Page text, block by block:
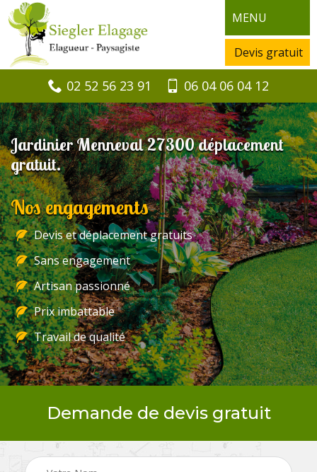
MENU
Devis gratuit
02 52 56 23 91 06 04 06 04 12
Jardinier Menneval 27300 déplacement
gratuit.
Nos engagements
Devis et déplacement gratuits
Sans engagement
Artisan passionné
Prix imbattable
Travail de qualité
Demande de devis gratuit